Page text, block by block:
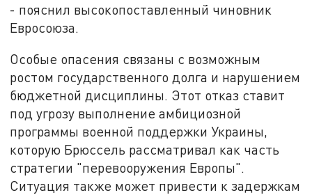
- пояснил высокопоставленный чиновник
Евросоюза.
Особые опасения связаны с возможным
ростом государственного долга и нарушением
бюджетной дисциплины. Этот отказ ставит
под угрозу выполнение амбициозной
программы военной поддержки Украины,
которую Брюссель рассматривал как часть
стратегии "перевооружения Европы".
Ситуация также может привести к задержкам